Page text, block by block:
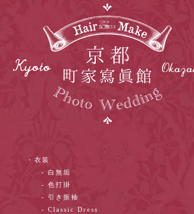
・衣装
- 白無垢
- 色打掛
- 引き振袖
- Classic Dress